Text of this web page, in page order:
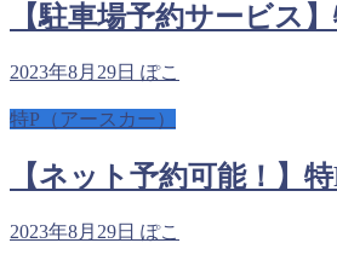
【駐車場予約サービス
2023年8月29日 ぽこ
特P（アースカー）
【ネット予約可能！】
2023年8月29日 ぽこ